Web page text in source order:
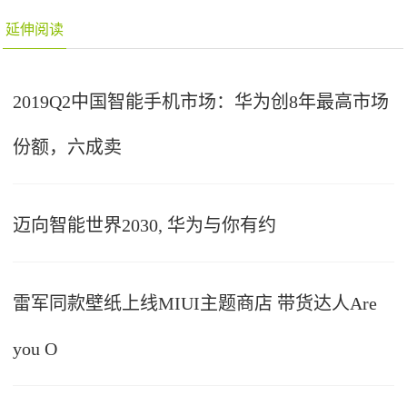
延伸阅读
2019Q2中国智能手机市场：华为创8年最高市场
份额，六成卖
迈向智能世界2030, 华为与你有约
雷军同款壁纸上线MIUI主题商店 带货达人Are
you O